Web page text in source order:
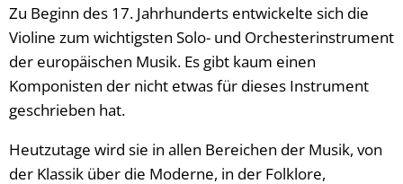
Zu Beginn des 17. Jahrhunderts entwickelte sich die
Violine zum wichtigsten Solo- und Orchesterinstrument
der europäischen Musik. Es gibt kaum einen
Komponisten der nicht etwas für dieses Instrument
geschrieben hat.
Heutzutage wird sie in allen Bereichen der Musik, von
der Klassik über die Moderne, in der Folklore,